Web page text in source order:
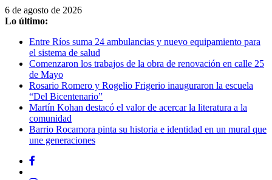
Saltar
al
6 de agosto de 2026
Lo último:
Entre Ríos suma 24 ambulancias y nuevo equipamiento para
el sistema de salud
Comenzaron los trabajos de la obra de renovación en calle 25
de Mayo
Rosario Romero y Rogelio Frigerio inauguraron la escuela
“Del Bicentenario”
Martín Kohan destacó el valor de acercar la literatura a la
comunidad
Barrio Rocamora pinta su historia e identidad en un mural que
une generaciones